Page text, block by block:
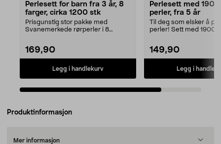
Perlesett for barn fra 3 år, 8
farger, cirka 1200 stk
Prisgunstig stor pakke med
Svanemerkede rørperler i 8
169,90
Legg i handlekurv
Perlesett med
perler, fra 5 år
Til deg som elsker å
perler! Sett med 1900
149,90
Legg i
Produktinformasjon
Mer informasjon